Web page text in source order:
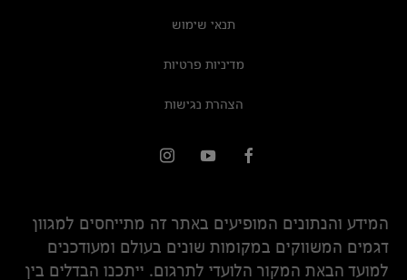
תנאי שימוש
מדיניות פרטיות
הצהרת נגישות
המידע והנתונים המופיעים באתר זה מתייחסים למגוון
דגמים המשווקים במקומות שונים בעולם ומעודכנים
למועד הבאת המקור הלועדי לתרגום. ייתכנו הבדלים בין